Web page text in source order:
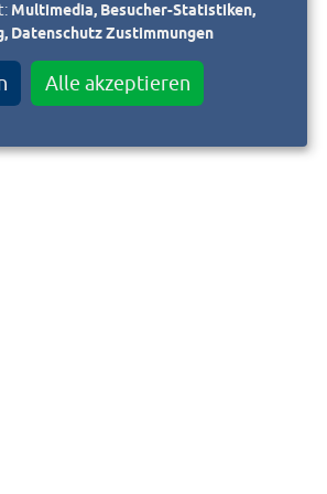
Multimedia, Besucher-Statistiken,
Datenschutz Zustimmungen
Alle akzeptieren